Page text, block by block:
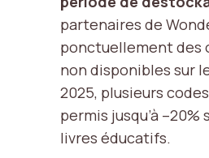
partenaires de
ponctuellement des
non disponibles sur
2025, plusieurs
permis jusqu’à
livres éducatifs.